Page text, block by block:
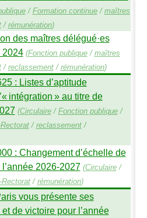
/ Formation continue/ maîtres
/ rémunération)
des maîtres délégué·es
(Fonction publique/ maîtres
/ reclassement/ rémunération)
: Listes d’aptitude
intégration » au titre de
(Circulaire/ Fonction publique/
/ reclassement/
: Changement d’échelle de
2026-2027 (Circulaire/
/ rémunération)
vous présente ses
de victoire pour l’année